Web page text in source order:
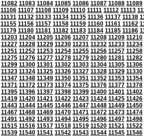
11082 11083 11084 11085 11086 11087 11088 11089
11106 11107 11108 11109 11110 11111 11112 11113
11131 11132 11133 11134 11135 11136 11137 11138
11155 11156 11157 11158 11159 11160 11161 11162
11179 11180 11181 11182 11183 11184 11185 11186
11203 11204 11205 11206 11207 11208 11209 11210
11227 11228 11229 11230 11231 11232 11233 11234
11251 11252 11253 11254 11255 11256 11257 11258
11275 11276 11277 11278 11279 11280 11281 11282
11299 11300 11301 11302 11303 11304 11305 11306
11323 11324 11325 11326 11327 11328 11329 11330
11347 11348 11349 11350 11351 11352 11353 11354
11371 11372 11373 11374 11375 11376 11377 11378
11395 11396 11397 11398 11399 11400 11401 11402
11419 11420 11421 11422 11423 11424 11425 11426
11443 11444 11445 11446 11447 11448 11449 11450
11467 11468 11469 11470 11471 11472 11473 11474
11491 11492 11493 11494 11495 11496 11497 11498
11515 11516 11517 11518 11519 11520 11521 11522
11539 11540 11541 11542 11543 11544 11545 11546